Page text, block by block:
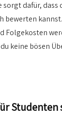
dafür, dass
bewerten
Folgekosten
keine bösen
Studenten